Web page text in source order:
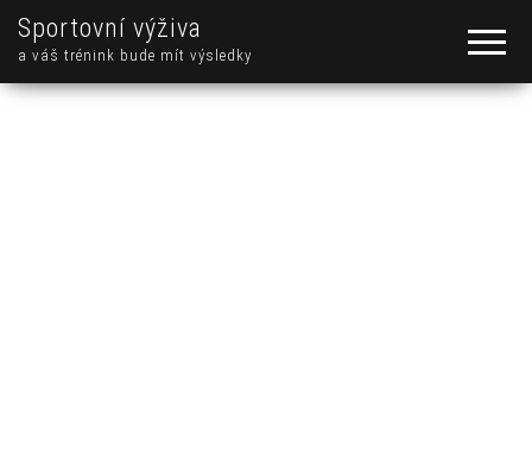
Sportovní výživa
a váš trénink bude mít výsledky